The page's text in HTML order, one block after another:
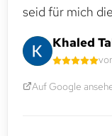
seid für mich
Khaled
Auf Google